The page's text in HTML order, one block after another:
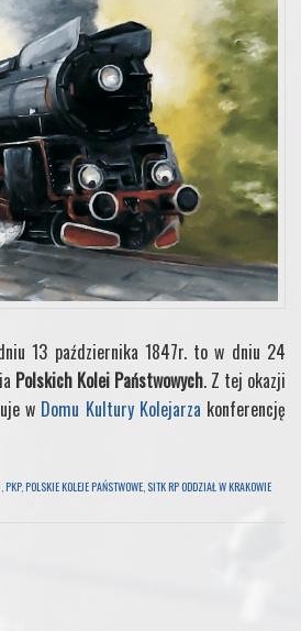
13 października 1847r. to w dniu 24
Polskich Kolei Państwowych. Z tej okazji
w Domu Kultury Kolejarza konferencję
PKP, POLSKIE KOLEJE PAŃSTWOWE SITK RP ODDZIAŁ W KRAKOWIE